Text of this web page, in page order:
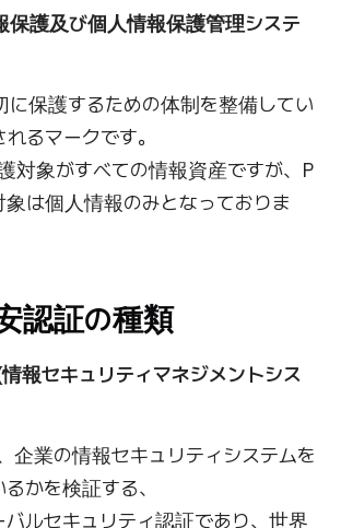
保護及び個人情報保護管理システ
保護するための体制を整備してい
るマークです。
対象がすべての情報資産ですが、P
は個人情報のみとなっておりま
認証の種類
報セキュリティマネジメントシス
企業の情報セキュリティシステムを
かを検証する、
ルセキュリティ認証であり、世界